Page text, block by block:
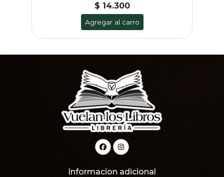
$ 14.300
Agregar al carro
Informacion adicional